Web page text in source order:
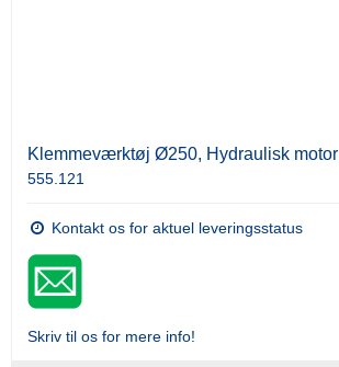
Klemmeværktøj Ø250, Hydraulisk motor
555.121
Kontakt os for aktuel leveringsstatus
Skriv til os for mere info!